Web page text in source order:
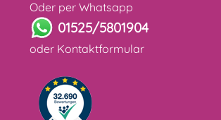
Oder per Whatsapp
01525/5801904
oder Kontaktformular